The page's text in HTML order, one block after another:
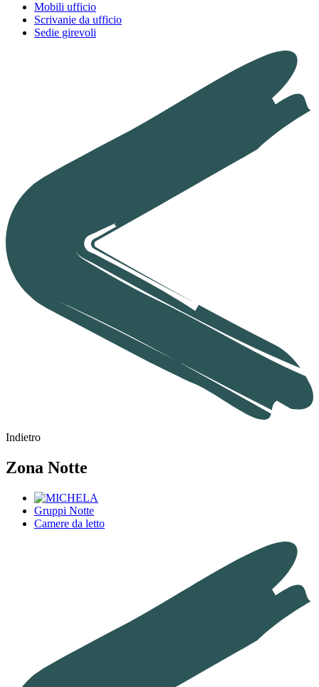
Mobili ufficio
Scrivanie da ufficio
Sedie girevoli
Indietro
Zona Notte
Gruppi Notte
Camere da letto